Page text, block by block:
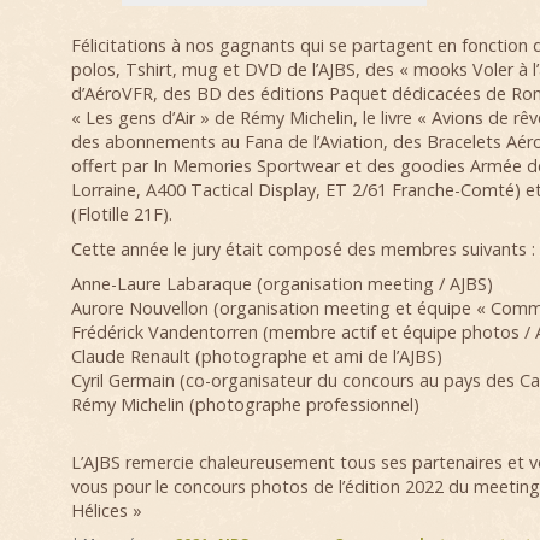
Félicitations à nos gagnants qui se partagent en fonction
polos, Tshirt, mug et DVD de l’AJBS, des « mooks Voler à
d’AéroVFR, des BD des éditions Paquet dédicacées de
« Les gens d’Air » de Rémy Michelin, le livre « Avions de
des abonnements au Fana de l’Aviation, des Bracelets
offert par In Memories Sportwear et des goodies Armée de
Lorraine, A400 Tactical Display, ET 2/61 Franche-Comté)
(Flotille 21F).
Cette année le jury était composé des membres suivants :
Anne-Laure Labaraque (organisation meeting / AJBS)
Aurore Nouvellon (organisation meeting et équipe «
Frédérick Vandentorren (membre actif et équipe photos /
Claude Renault (photographe et ami de l’AJBS)
Cyril Germain (co-organisateur du concours au pays des
Rémy Michelin (photographe professionnel)
L’AJBS remercie chaleureusement tous ses partenaires et
vous pour le concours photos de l’édition 2022 du
Hélices »